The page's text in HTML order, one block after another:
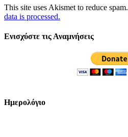
This site uses Akismet to reduce spam.
data is processed.
Ενισχύστε τις Αναμνήσεις
Ημερολόγιο